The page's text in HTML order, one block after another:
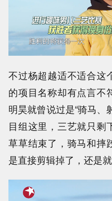
不过杨超越适不适合这
的项目名称却有点言不
明昊就曾说过是“骑马、
目组这里，三艺就只剩
草草结束了，骑马和摔
是直接剪辑掉了，还是就